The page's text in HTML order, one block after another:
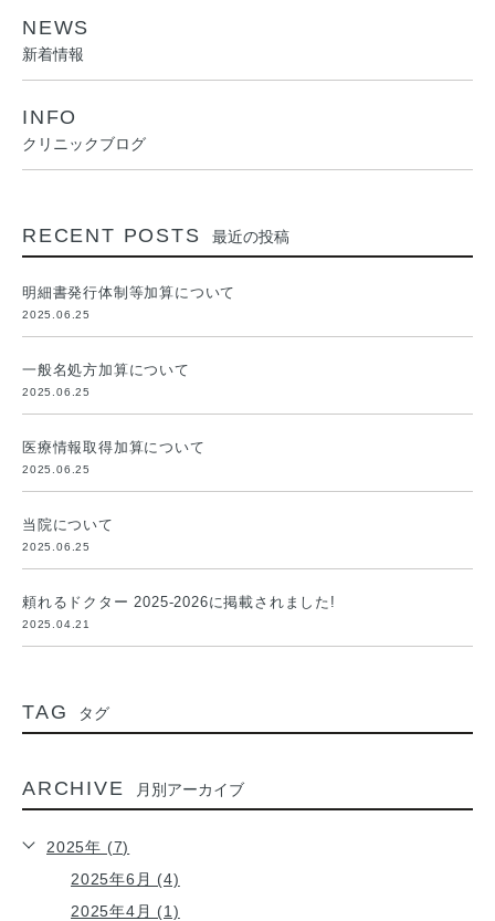
NEWS
新着情報
INFO
クリニックブログ
RECENT POSTS 最近の投稿
明細書発行体制等加算について
2025.06.25
一般名処方加算について
2025.06.25
医療情報取得加算について
2025.06.25
当院について
2025.06.25
頼れるドクター 2025-2026に掲載されました!
2025.04.21
TAG タグ
ARCHIVE 月別アーカイブ
2025年 (7)
2025年6月 (4)
2025年4月 (1)